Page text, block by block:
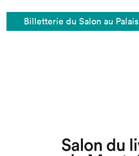
Billetterie du Salon au Palais